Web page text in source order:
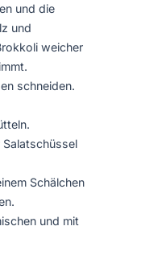
und die
und
weicher
schneiden.
Salatschüssel
Schälchen
und mit